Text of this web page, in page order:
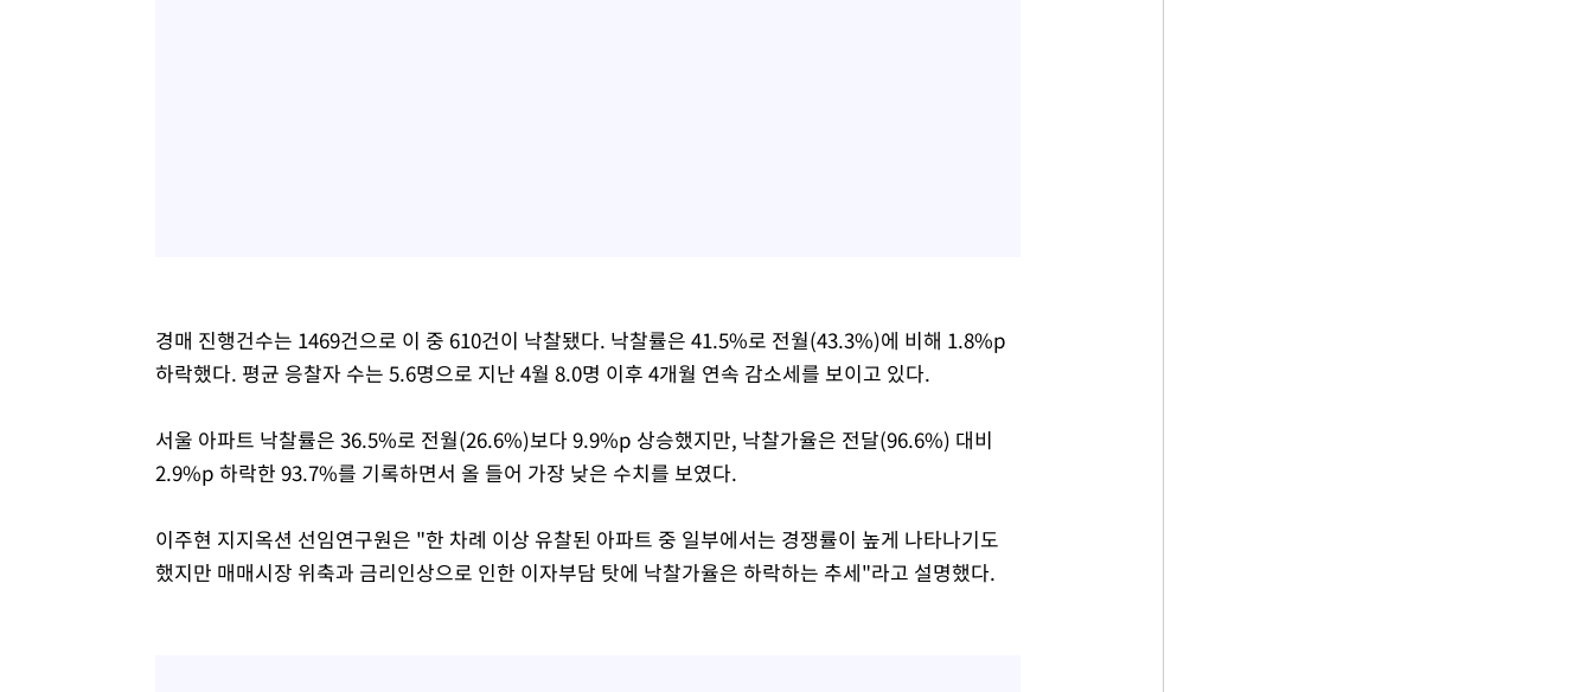
경매 진행건수는 1469건으로 이 중 610건이 낙찰됐다. 낙찰률은 41.5%로 전월(43.3%)에 비해 1.8%p
하락했다. 평균 응찰자 수는 5.6명으로 지난 4월 8.0명 이후 4개월 연속 감소세를 보이고 있다.
서울 아파트 낙찰률은 36.5%로 전월(26.6%)보다 9.9%p 상승했지만, 낙찰가율은 전달(96.6%) 대비
2.9%p 하락한 93.7%를 기록하면서 올 들어 가장 낮은 수치를 보였다.
이주현 지지옥션 선임연구원은 "한 차례 이상 유찰된 아파트 중 일부에서는 경쟁률이 높게 나타나기도
했지만 매매시장 위축과 금리인상으로 인한 이자부담 탓에 낙찰가율은 하락하는 추세"라고 설명했다.